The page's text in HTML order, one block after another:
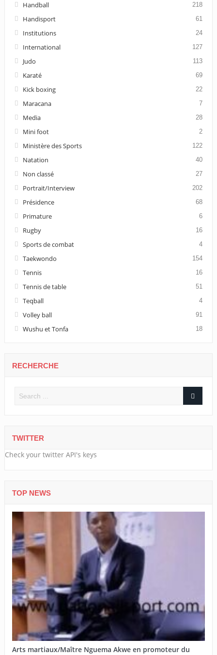
Handball 218
Handisport 61
Institutions 24
International 127
Judo 113
Karaté 69
Kick boxing 22
Maracana 7
Media 28
Mini foot 2
Ministère des Sports 122
Natation 40
Non classé 27
Portrait/Interview 202
Présidence 68
Primature 6
Rugby 16
Sports de combat 4
Taekwondo 154
Tennis 16
Tennis de table 51
Teqball 4
Volley ball 91
Wushu et Tonfa 18
RECHERCHE
TWITTER
Check your twitter API's keys
TOP NEWS
Arts martiaux/Maître Nguema Akwe en promoteur du